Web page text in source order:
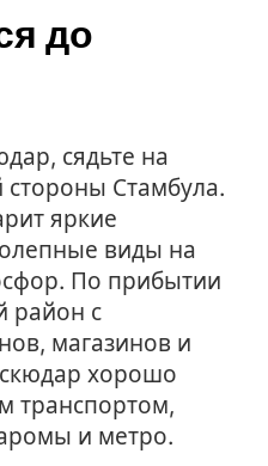
до
сядьте на
Стамбула.
яркие
виды на
По прибытии
район с
магазинов и
хорошо
транспортом,
и метро.